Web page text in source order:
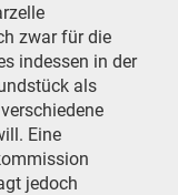
zwar für die
indessen in der
als
Eine
jedoch